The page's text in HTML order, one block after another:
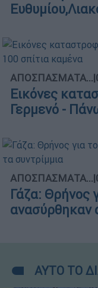
ΑΠΟΣΠΑΣΜΑΤΑ...|
Εικόνες
Γερμενό -
ΑΠΟΣΠΑΣΜΑΤΑ...|
Γάζα: Θρήνος
ανασύρθηκαν
ΑΥΤΟ ΤΟ